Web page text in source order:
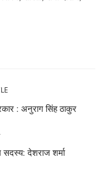
: अनुराग सिंह ठाकुर
देशराज शर्मा